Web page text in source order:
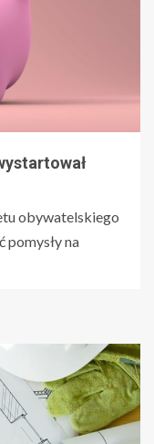
obywatelskiego
pomysły na